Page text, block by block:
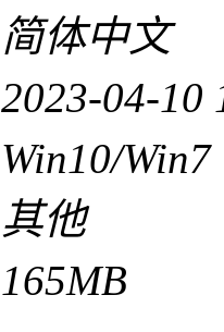
简体中文
2023-04-10
Win10/Win7
其他
165MB